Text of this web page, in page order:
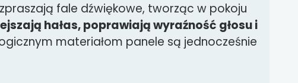
fale dźwiękowe, tworząc w pokoju
hałas, poprawiają wyraźność głosu i
materiałom panele są jednocześnie